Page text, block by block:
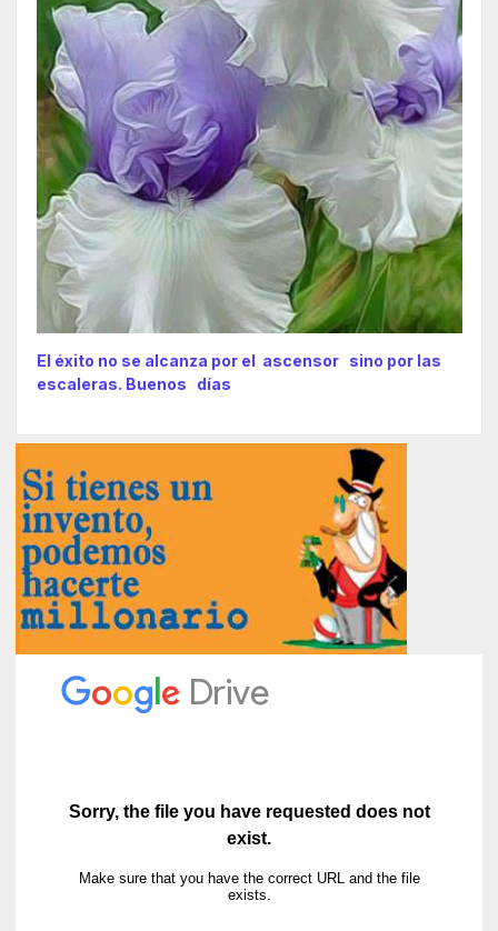
El éxito no se alcanza por el ascensor sino por las
escaleras. Buenos días